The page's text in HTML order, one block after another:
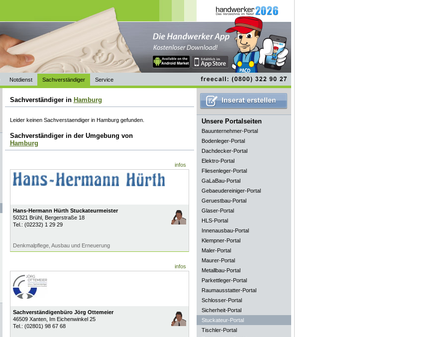
Notdienst Sachverständiger Service
Sachverständiger in Hamburg
Leider keinen Sachverstaendiger in Hamburg gefunden.
Sachverständiger in der Umgebung von
Hamburg
infos
Hans-Hermann Hürth Stuckateurmeister
50321 Brühl, Bergerstraße 18
Tel.: (02232) 1 29 29
Denkmalpflege, Ausbau und Erneuerung
infos
Sachverständigenbüro Jörg Ottemeier
46509 Xanten, Im Eichenwinkel 25
Tel.: (02801) 98 67 68
Unsere Portalseiten
Bauunternehmer-Portal
Bodenleger-Portal
Dachdecker-Portal
Elektro-Portal
Fliesenleger-Portal
GaLaBau-Portal
Gebaeudereiniger-Portal
Geruestbau-Portal
Glaser-Portal
HLS-Portal
Innenausbau-Portal
Klempner-Portal
Maler-Portal
Maurer-Portal
Metallbau-Portal
Parkettleger-Portal
Raumausstatter-Portal
Schlosser-Portal
Sicherheit-Portal
Stuckateur-Portal
Tischler-Portal